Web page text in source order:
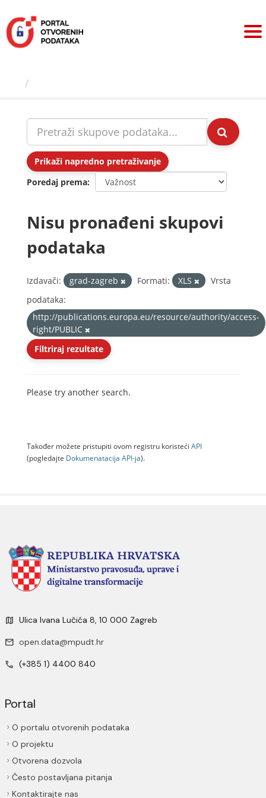
sadržaj
Prikaži napredno pretraživanje
Poredaj prema
Nisu pronađeni skupovi
podataka
Izdavači: grad-zagreb Formati: XLS
Vrsta
podataka:
http://publications.europa.eu/resource/authority/access-
right/PUBLIC
Filtriraj rezultate
Please try another search.
Također možete pristupiti ovom registru koristeći API
(pogledajte Dokumenаtаcijа API-jа).